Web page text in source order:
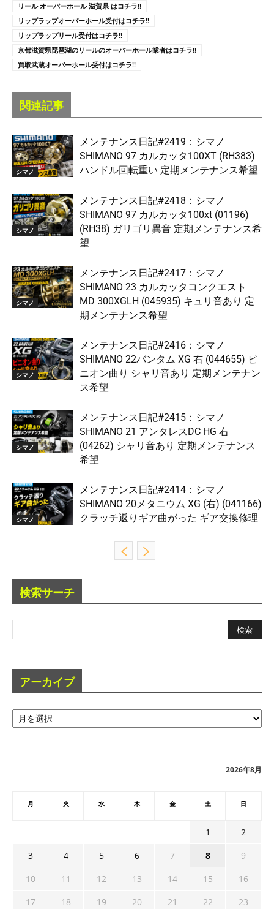
リール オーバーホール 滋賀県 はコチラ!!
リップラップオーバーホール受付はコチラ!!
リップラップリール受付はコチラ!!
京都滋賀県琵琶湖のリールのオーバーホール業者はコチラ!!
買取武蔵オーバーホール受付はコチラ!!
関連記事
シマノ
メンテナンス日記#2419：シマノ
SHIMANO 97 カルカッタ100XT (RH383)
ハンドル回転重い 定期メンテナンス希望
シマノ
メンテナンス日記#2418：シマノ
SHIMANO 97 カルカッタ100xt (01196)
(RH38) ガリゴリ異音 定期メンテナンス希
望
シマノ
メンテナンス日記#2417：シマノ
SHIMANO 23 カルカッタコンクエスト
MD 300XGLH (045935) キュリ音あり 定
期メンテナンス希望
シマノ
メンテナンス日記#2416：シマノ
SHIMANO 22バンタム XG 右 (044655) ピ
ニオン曲り シャリ音あり 定期メンテナン
ス希望
シマノ
メンテナンス日記#2415：シマノ
SHIMANO 21 アンタレスDC HG 右
(04262) シャリ音あり 定期メンテナンス
希望
シマノ
メンテナンス日記#2414：シマノ
SHIMANO 20メタニウム XG (右) (041166)
クラッチ返りギア曲がった ギア交換修理
検索サーチ
アーカイブ
ア
ー
2026年8月
月 火 水 木 金 土 日
1
2
3
4 5 6 7 8
9
10
11 12 13 14 15
16
17
18 19 20 21 22
23